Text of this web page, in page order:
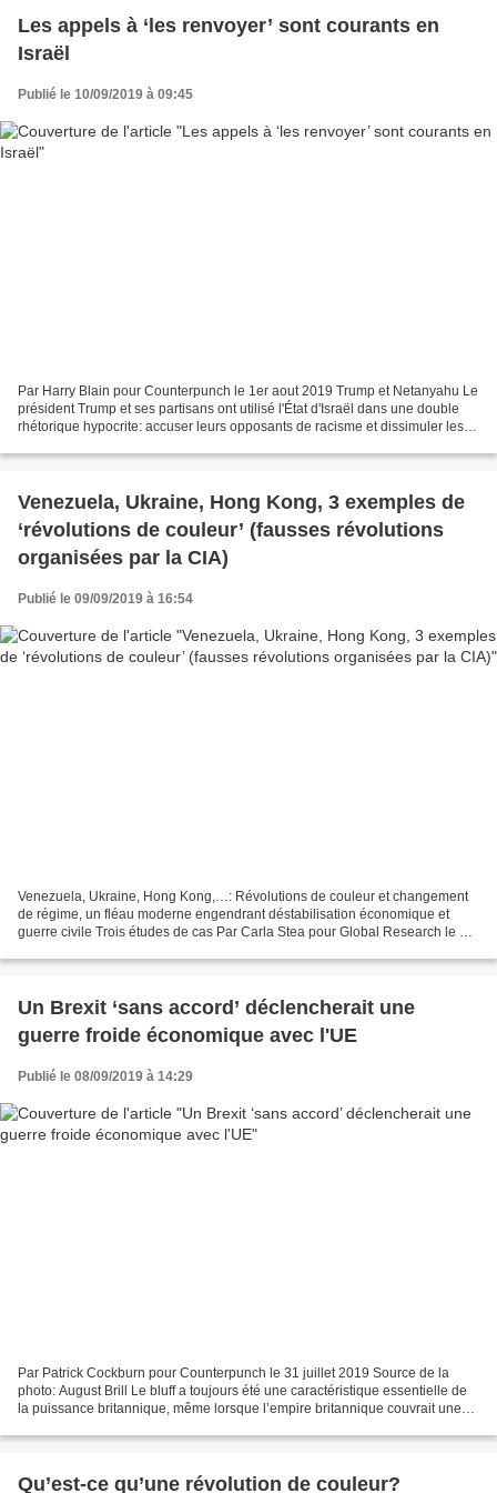
Les appels à ‘les renvoyer’ sont courants en
Israël
Publié le 10/09/2019 à 09:45
Par Harry Blain pour Counterpunch le 1er aout 2019 Trump et Netanyahu Le
président Trump et ses partisans ont utilisé l'État d'Israël dans une double
rhétorique hypocrite: accuser leurs opposants de racisme et dissimuler les
Venezuela, Ukraine, Hong Kong, 3 exemples de
‘révolutions de couleur’ (fausses révolutions
organisées par la CIA)
Publié le 09/09/2019 à 16:54
Venezuela, Ukraine, Hong Kong,…: Révolutions de couleur et changement
de régime, un fléau moderne engendrant déstabilisation économique et
guerre civile Trois études de cas Par Carla Stea pour Global Research le 2
Un Brexit ‘sans accord’ déclencherait une
guerre froide économique avec l'UE
Publié le 08/09/2019 à 14:29
Par Patrick Cockburn pour Counterpunch le 31 juillet 2019 Source de la
photo: August Brill Le bluff a toujours été une caractéristique essentielle de
la puissance britannique, même lorsque l’empire britannique couvrait une
Qu’est-ce qu’une révolution de couleur?